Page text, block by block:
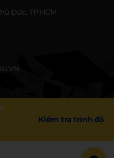
Đức, TP.HCM
Kiểm tra trình độ